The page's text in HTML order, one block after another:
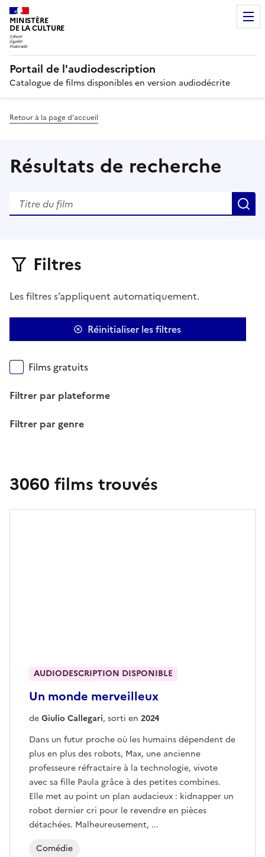
MINISTÈRE
DE LA CULTURE
Portail de l'audiodescription
Catalogue de films disponibles en version audiodécrite
Retour à la page d’accueil
Résultats de recherche
Effectuer une nouvelle recherche
Filtres
Les filtres s’appliquent automatiquement.
Réinitialiser les filtres
Films gratuits
Filtrer par plateforme
Filtrer par genre
3060 films trouvés
3060 films trouvés
Un monde merveilleux
AUDIODESCRIPTION DISPONIBLE
deGiulio Callegari, sorti en 2024
Dans un futur proche où les humains dépendent de
plus en plus des robots, Max, une ancienne
professeure réfractaire à la technologie, vivote
avec sa fille Paula grâce à des petites combines.
Elle met au point un plan audacieux : kidnapper un
robot dernier cri pour le revendre en pièces
détachées. Malheureusement, ...
Comédie